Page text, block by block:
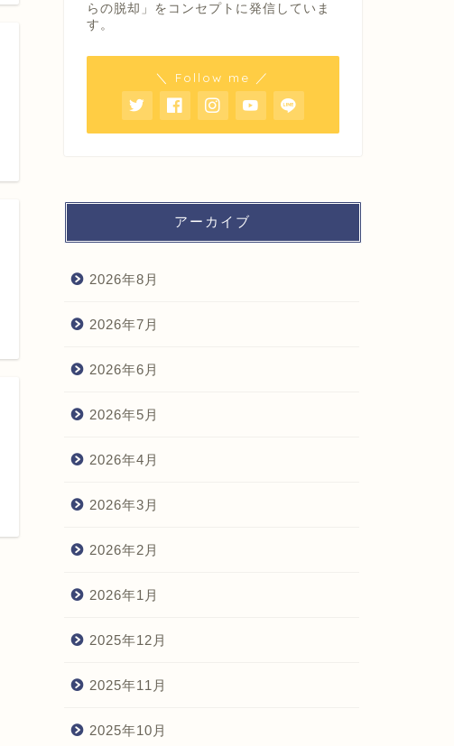
らの脱却」をコンセプトに発信していま
す。
＼ Follow me ／
アーカイブ
2026年8月
2026年7月
2026年6月
2026年5月
2026年4月
2026年3月
2026年2月
2026年1月
2025年12月
2025年11月
2025年10月